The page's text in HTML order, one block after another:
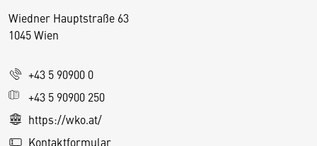
Wiedner Hauptstraße 63
1045 Wien
+43 5 90900 0
+43 5 90900 250
https://wko.at/
Kontaktformular
D
s
e
S
e